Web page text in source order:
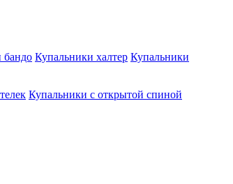
бандо Купальники халтер Купальники
Купальники с открытой спиной